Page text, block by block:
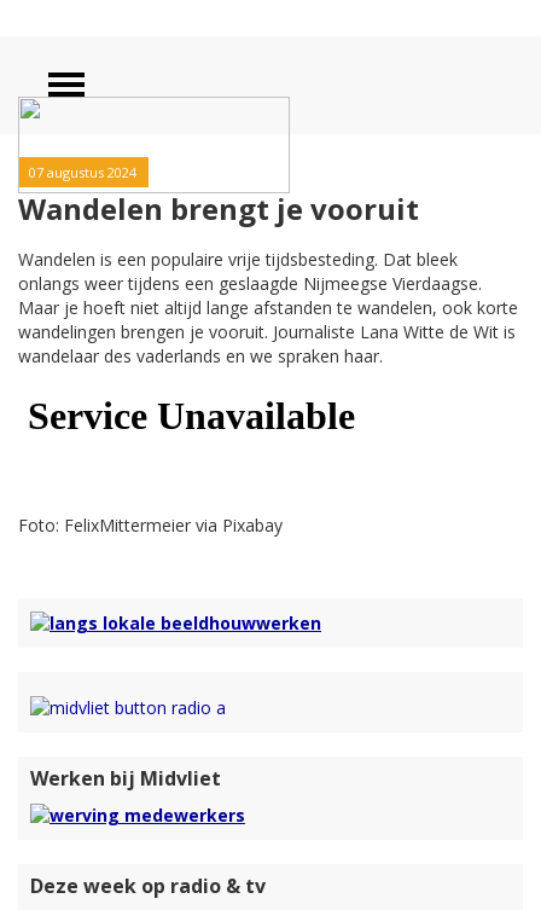
07 augustus 2024
Wandelen brengt je vooruit
Wandelen is een populaire vrije tijdsbesteding. Dat bleek
onlangs weer tijdens een geslaagde Nijmeegse Vierdaagse.
Maar je hoeft niet altijd lange afstanden te wandelen, ook korte
wandelingen brengen je vooruit. Journaliste Lana Witte de Wit is
wandelaar des vaderlands en we spraken haar.
Foto: FelixMittermeier via Pixabay
Werken bij Midvliet
Deze week op radio & tv